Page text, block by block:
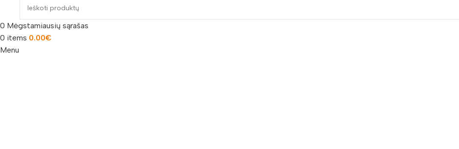
0 Mėgstamiausių sąrašas
0 items 0.00€
Menu